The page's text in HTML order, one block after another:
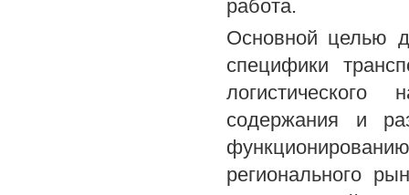
работа.
Основной целью
специфики
логистического
содержания и
регионального